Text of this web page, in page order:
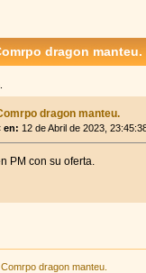
dragon
dragon manteu.
en: 12 de Abril de 2023,
PM con su oferta.
Comrpo dragon manteu.